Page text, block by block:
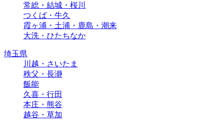
常総・結城・桜川
つくば・牛久
霞ヶ浦・土浦・鹿島・潮来
大洗・ひたちなか
埼玉県
川越・さいたま
秩父・長瀞
飯能
久喜・行田
本庄・熊谷
越谷・草加